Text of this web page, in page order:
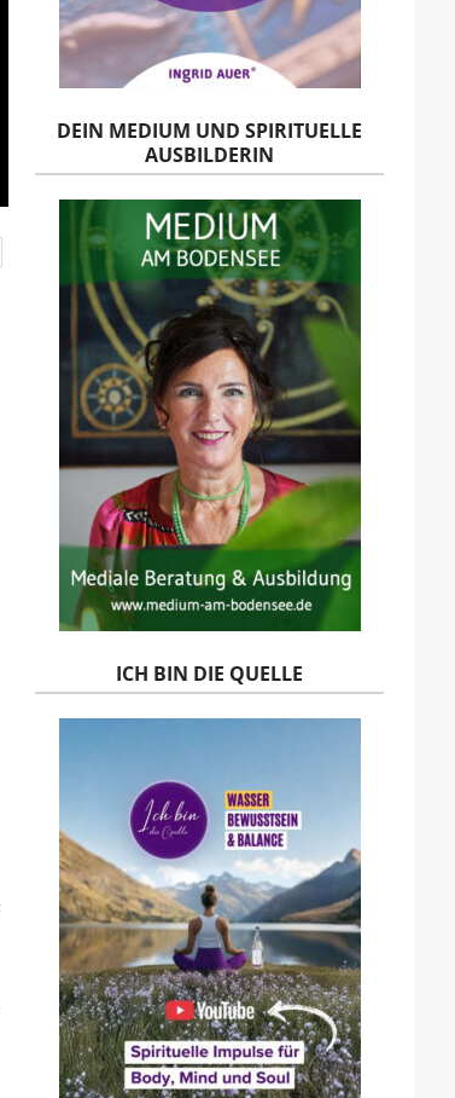
DEIN MEDIUM UND SPIRITUELLE
AUSBILDERIN
ICH BIN DIE QUELLE